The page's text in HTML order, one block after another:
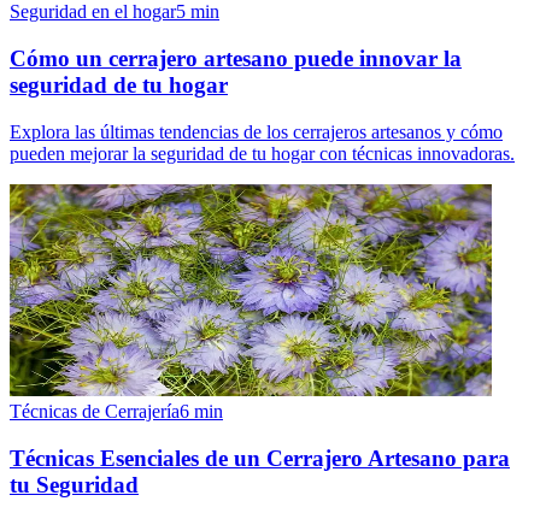
Seguridad en el hogar5 min
Cómo un cerrajero artesano puede innovar la
seguridad de tu hogar
Explora las últimas tendencias de los cerrajeros artesanos y cómo
pueden mejorar la seguridad de tu hogar con técnicas innovadoras.
Técnicas de Cerrajería6 min
Técnicas Esenciales de un Cerrajero Artesano para
tu Seguridad